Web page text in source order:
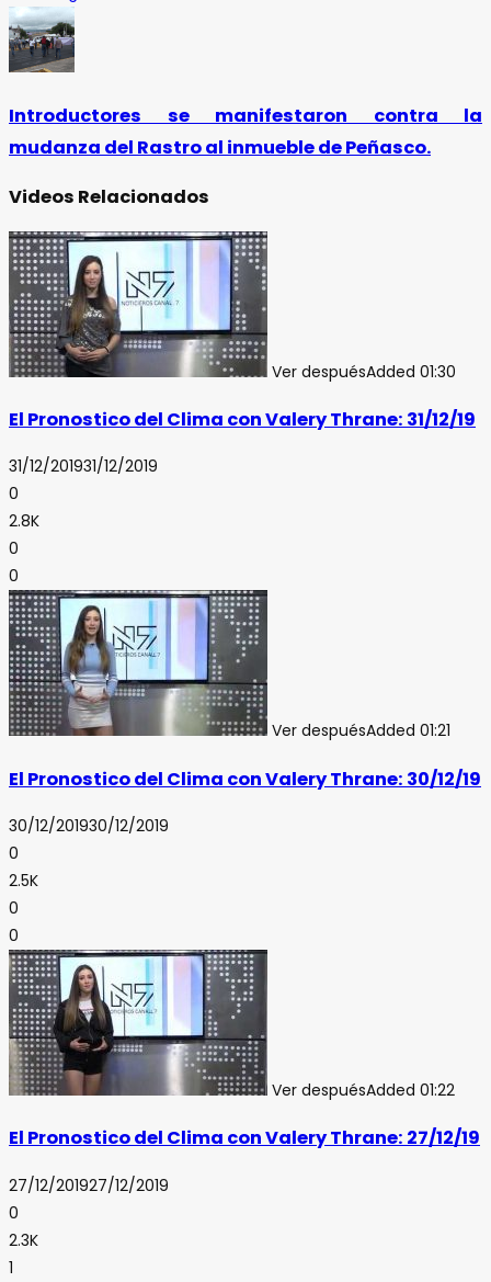
Introductores se manifestaron contra la
mudanza del Rastro al inmueble de Peñasco.
Videos Relacionados
Ver despuésAdded 01:30
El Pronostico del Clima con Valery Thrane: 31/12/19
31/12/201931/12/2019
0
2.8K
0
0
Ver despuésAdded 01:21
El Pronostico del Clima con Valery Thrane: 30/12/19
30/12/201930/12/2019
0
2.5K
0
0
Ver despuésAdded 01:22
El Pronostico del Clima con Valery Thrane: 27/12/19
27/12/201927/12/2019
0
2.3K
1